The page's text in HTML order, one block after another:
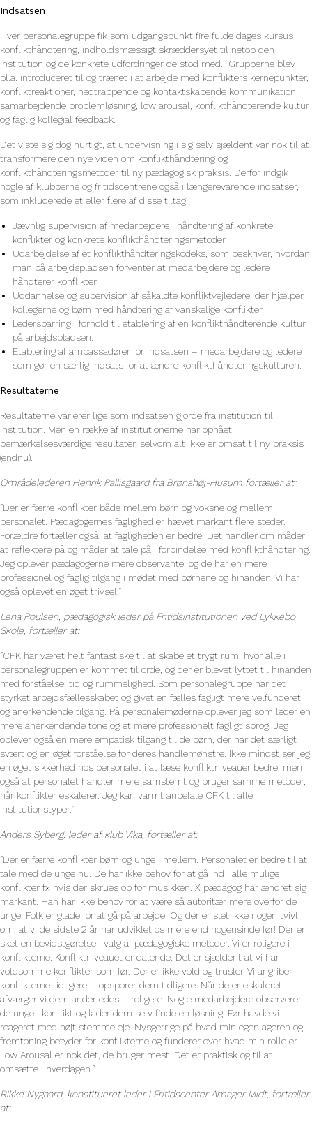
Indsatsen
Hver personalegruppe fik som udgangspunkt fire fulde dages kursus i
konflikthåndtering, indholdsmæssigt skræddersyet til netop den
institution og de konkrete udfordringer de stod med. Grupperne blev
bl.a. introduceret til og trænet i at arbejde med konflikters kernepunkter,
konfliktreaktioner, nedtrappende og kontaktskabende kommunikation,
samarbejdende problemløsning, low arousal, konflikthåndterende kultur
og faglig kollegial feedback.
Det viste sig dog hurtigt, at undervisning i sig selv sjældent var nok til at
transformere den nye viden om konflikthåndtering og
konflikthåndteringsmetoder til ny pædagogisk praksis. Derfor indgik
nogle af klubberne og fritidscentrene også i længerevarende indsatser,
som inkluderede et eller flere af disse tiltag:
Jævnlig supervision af medarbejdere i håndtering af konkrete
konflikter og konkrete konflikthåndteringsmetoder.
Udarbejdelse af et konflikthåndteringskodeks, som beskriver, hvordan
man på arbejdspladsen forventer at medarbejdere og ledere
håndterer konflikter.
Uddannelse og supervision af såkaldte konfliktvejledere, der hjælper
kollegerne og børn med håndtering af vanskelige konflikter.
Ledersparring i forhold til etablering af en konflikthåndterende kultur
på arbejdspladsen.
Etablering af ambassadører for indsatsen – medarbejdere og ledere
som gør en særlig indsats for at ændre konflikthåndteringskulturen.
Resultaterne
Resultaterne varierer lige som indsatsen gjorde fra institution til
institution. Men en række af institutionerne har opnået
bemærkelsesværdige resultater, selvom alt ikke er omsat til ny praksis
(endnu).
Områdelederen Henrik Pallisgaard fra Brønshøj-Husum fortæller at:
”Der er færre konflikter både mellem børn og voksne og mellem
personalet. Pædagogernes faglighed er hævet markant flere steder.
Forældre fortæller også, at fagligheden er bedre. Det handler om måder
at reflektere på og måder at tale på i forbindelse med konflikthåndtering.
Jeg oplever pædagogerne mere observante, og de har en mere
professionel og faglig tilgang i mødet med børnene og hinanden. Vi har
også oplevet en øget trivsel.”
Lena Poulsen, pædagogisk leder på Fritidsinstitutionen ved Lykkebo
Skole, fortæller at:
”CFK har været helt fantastiske til at skabe et trygt rum, hvor alle i
personalegruppen er kommet til orde, og der er blevet lyttet til hinanden
med forståelse, tid og rummelighed. Som personalegruppe har det
styrket arbejdsfællesskabet og givet en fælles fagligt mere velfunderet
og anerkendende tilgang. På personalemøderne oplever jeg som leder en
mere anerkendende tone og et mere professionelt fagligt sprog. Jeg
oplever også en mere empatisk tilgang til de børn, der har det særligt
svært og en øget forståelse for deres handlemønstre. Ikke mindst ser jeg
en øget sikkerhed hos personalet i at læse konfliktniveauer bedre, men
også at personalet handler mere samstemt og bruger samme metoder,
når konflikter eskalerer. Jeg kan varmt anbefale CFK til alle
institutionstyper.”
Anders Syberg, leder af klub Vika, fortæller at:
”Der er færre konflikter børn og unge i mellem. Personalet er bedre til at
tale med de unge nu. De har ikke behov for at gå ind i alle mulige
konflikter fx hvis der skrues op for musikken. X pædagog har ændret sig
markant. Han har ikke behov for at være så autoritær mere overfor de
unge. Folk er glade for at gå på arbejde. Og der er slet ikke nogen tvivl
om, at vi de sidste 2 år har udviklet os mere end nogensinde før! Der er
sket en bevidstgørelse i valg af pædagogiske metoder. Vi er roligere i
konflikterne. Konfliktniveauet er dalende. Det er sjældent at vi har
voldsomme konflikter som før. Der er ikke vold og trusler. Vi angriber
konflikterne tidligere – opsporer dem tidligere. Når de er eskaleret,
afværger vi dem anderledes – roligere. Nogle medarbejdere observerer
de unge i konflikt og lader dem selv finde en løsning. Før havde vi
reageret med højt stemmeleje. Nysgerrige på hvad min egen ageren og
fremtoning betyder for konflikterne og funderer over hvad min rolle er.
Low Arousal er nok det, de bruger mest. Det er praktisk og til at
omsætte i hverdagen.”
Rikke Nygaard, konstitueret leder i Fritidscenter Amager Midt, fortæller
at: